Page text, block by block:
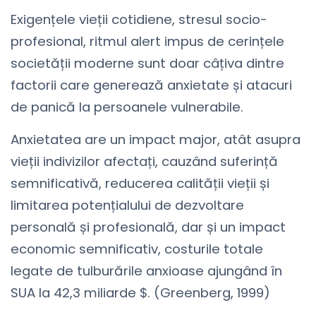
Exigențele vieții cotidiene, stresul socio-
profesional, ritmul alert impus de cerințele
societății moderne sunt doar câțiva dintre
factorii care generează anxietate și atacuri
de panică la persoanele vulnerabile.
Anxietatea are un impact major, atât asupra
vieții indivizilor afectați, cauzând suferință
semnificativă, reducerea calității vieții și
limitarea potențialului de dezvoltare
personală și profesională, dar și un impact
economic semnificativ, costurile totale
legate de tulburările anxioase ajungând în
SUA la 42,3 miliarde $. (Greenberg, 1999)